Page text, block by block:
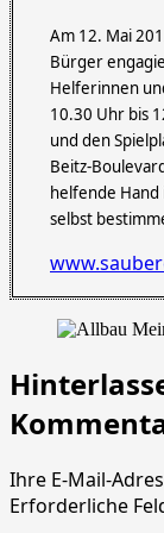
Am 12. Mai
Bürger
Helferinnen
10.30 Uhr bis
und den
Beitz-
helfende Hand
selbst
Ihre E-Mail-
Erforderliche